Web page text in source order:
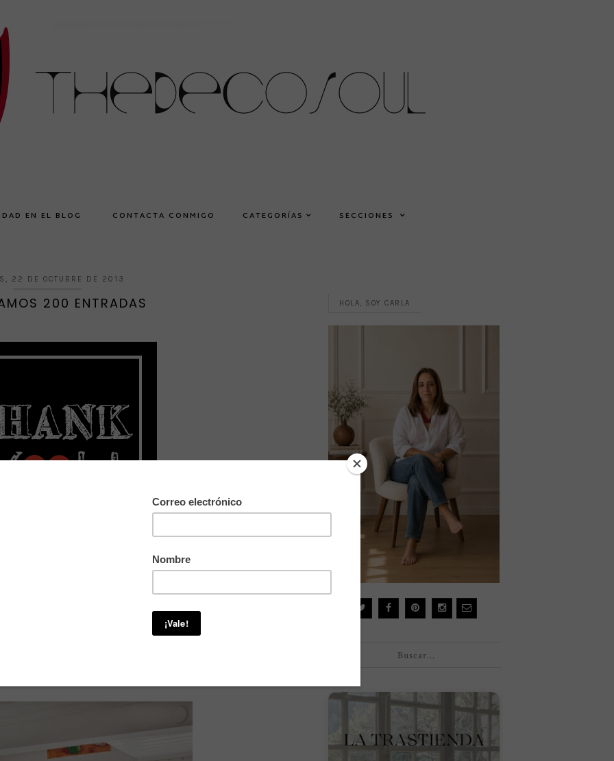
EN EL BLOG CONTACTA CONMIGO CATEGORÍAS SECCIONES
22 DE OCTUBRE DE 2013
200 ENTRADAS
y lo celebramos con un"Duplex en
- pero casi con más alegría - celebramos:
HOLA, SOY CARLA